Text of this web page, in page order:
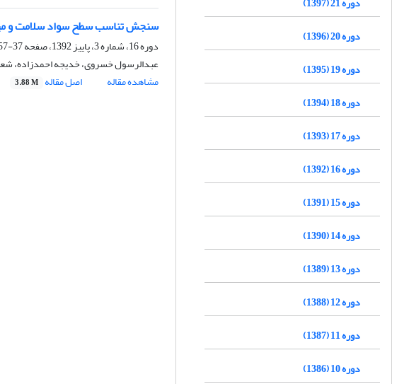
سنجش تناسب سطح سواد سلامت و
دوره 16، شماره 3، پاییز 1392، صفحه
37-57
عبدالرسول خسروی، خدیجه احمدزاده،
مشاهده مقاله
اصل مقاله 3.88 M
دوره 20 (1396)
دوره 19 (1395)
دوره 18 (1394)
دوره 17 (1393)
دوره 16 (1392)
دوره 15 (1391)
دوره 14 (1390)
دوره 13 (1389)
دوره 12 (1388)
دوره 11 (1387)
دوره 10 (1386)